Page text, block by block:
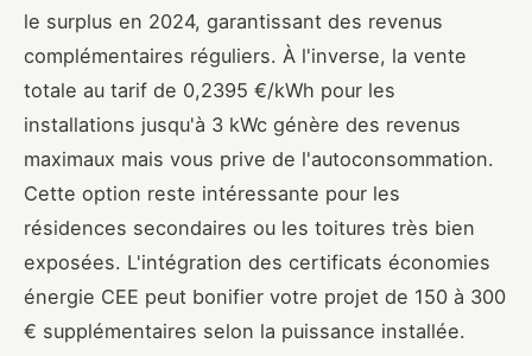
le surplus en 2024, garantissant des revenus
complémentaires réguliers. À l'inverse, la vente
totale au tarif de 0,2395 €/kWh pour les
installations jusqu'à 3 kWc génère des revenus
maximaux mais vous prive de l'autoconsommation.
Cette option reste intéressante pour les
résidences secondaires ou les toitures très bien
exposées. L'intégration des certificats économies
énergie CEE peut bonifier votre projet de 150 à 300
€ supplémentaires selon la puissance installée.